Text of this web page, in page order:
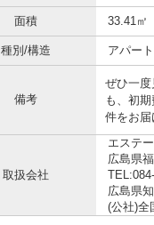
面積 33.41㎡
種別/構造 アパー
備考
ぜひ一
も、初
件をお届
取扱会社
エステ
広島県
広島県
(公社)全